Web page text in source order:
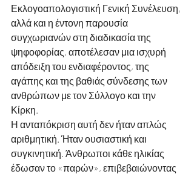
Εκλογοαπολογιστική Γενική Συνέλευση,
αλλά και η έντονη παρουσία
συγχωριανών στη διαδικασία της
ψηφοφορίας, αποτέλεσαν μια ισχυρή
απόδειξη του ενδιαφέροντος, της
αγάπης και της βαθιάς σύνδεσης των
ανθρώπων με τον Σύλλογο και την
Κίρκη.
Η ανταπόκριση αυτή δεν ήταν απλώς
αριθμητική. Ήταν ουσιαστική και
συγκινητική. Άνθρωποι κάθε ηλικίας
έδωσαν το «παρών», επιβεβαιώνοντας